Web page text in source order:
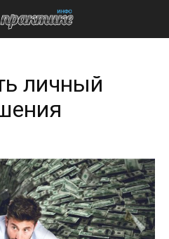
личный